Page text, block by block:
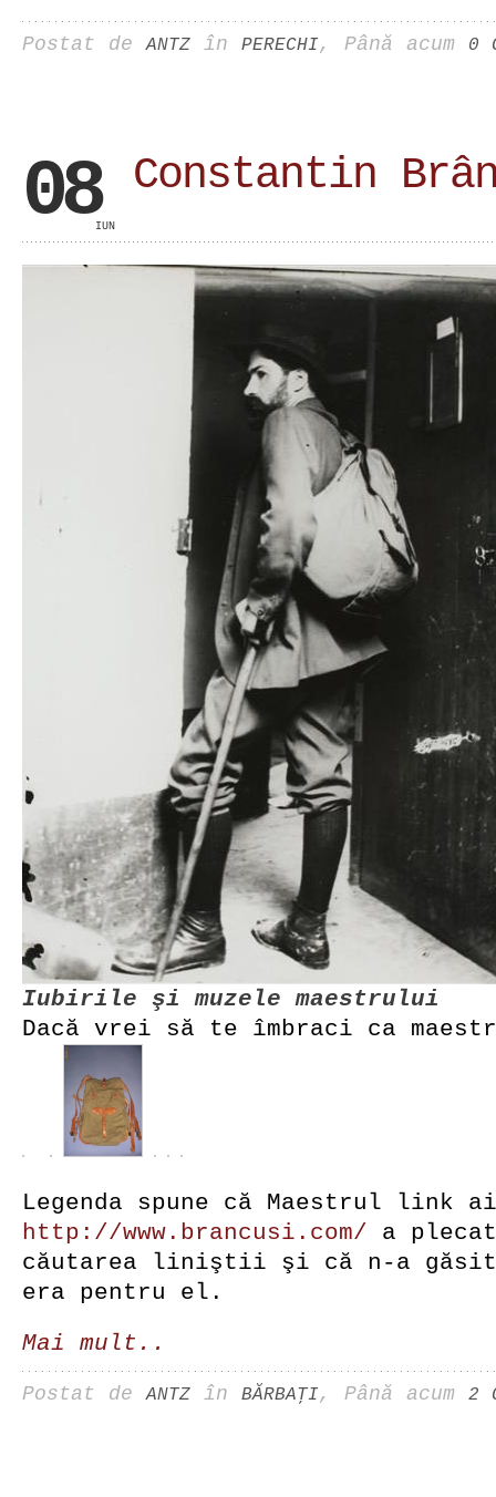
Postat deANTZ în PERECHI, Până acum 0
08IUN
Constantin
Iubirile şi muzele maestrului
Dacă vrei să te îmbraci ca
Legenda spune că Maestrul link
http ://www . brancusi . com/ a
căutarea liniştii şi că n-a
era pentru el.
Mai mult..
Postat deANTZ în BĂRBAŢI, Până acum 2